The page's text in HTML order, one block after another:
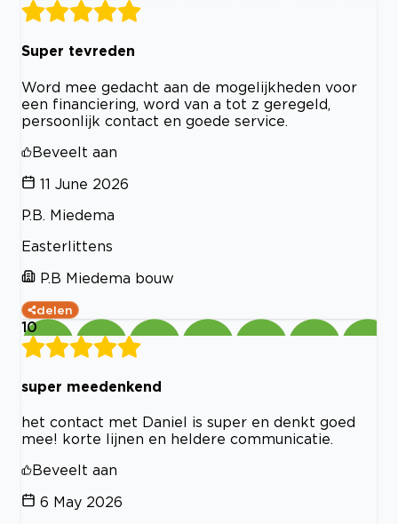
Super tevreden
Word mee gedacht aan de mogelijkheden voor
een financiering, word van a tot z geregeld,
persoonlijk contact en goede service.
Beveelt aan
11 June 2026
P.B. Miedema
Easterlittens
P.B Miedema bouw
delen
10
super meedenkend
het contact met Daniel is super en denkt goed
mee! korte lijnen en heldere communicatie.
Beveelt aan
6 May 2026